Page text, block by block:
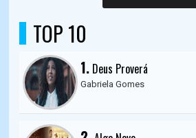
TOP 10
1. Deus Proverá
Gabriela Gomes